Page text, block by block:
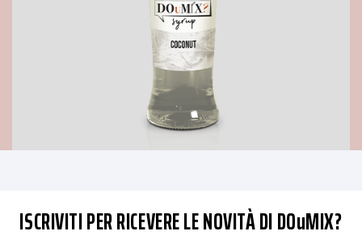
ISCRIVITI PER RICEVERE LE NOVITÀ DI DOuMIX?